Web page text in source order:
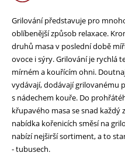
Grilování představuje pro
oblíbenější způsob relaxace.
druhů masa v poslední době
ovoce i sýry. Grilování je rychlá
mírném a kouřícím ohni.
vydávají, dodávají grilovanému
s nádechem kouře. Do
křupavého masa se snad každý
nabídka kořenicích směsí na
nabízí nejširší sortiment, a to
- tubusech.